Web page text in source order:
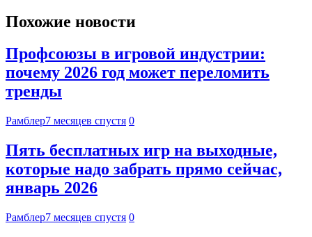
Похожие новости
Профсоюзы в игровой индустрии:
почему 2026 год может переломить
тренды
Рамблер7 месяцев спустя 0
Пять бесплатных игр на выходные,
которые надо забрать прямо сейчас,
январь 2026
Рамблер7 месяцев спустя 0